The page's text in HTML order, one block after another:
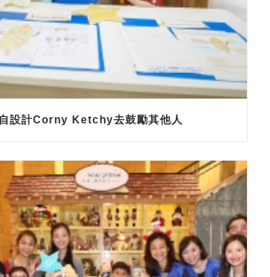
設計Corny Ketchy去鼓勵其他人